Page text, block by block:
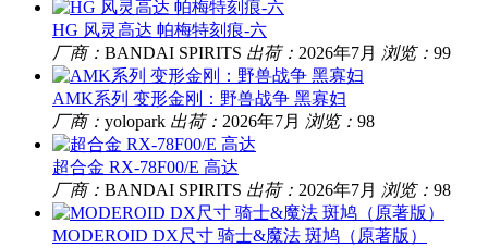
HG 风灵高达 帕梅特刻痕-六
厂商： BANDAI SPIRITS 出荷： 2026年7月 浏览： 99
AMK系列 变形金刚：野兽战争 黑寡妇
厂商： yolopark 出荷： 2026年7月 浏览： 98
超合金 RX-78F00/E 高达
厂商： BANDAI SPIRITS 出荷： 2026年7月 浏览： 98
MODEROID DX尺寸 骑士&魔法 斑鸠（原著版）